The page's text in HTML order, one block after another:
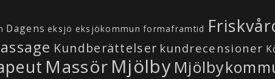
Dagens eksjö eksjökommun formaframtid
Kundberättelser kundrecensioner
Massör Mjölby